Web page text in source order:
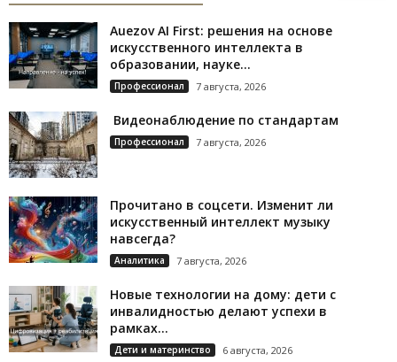
Auezov AI First: решения на основе
искусственного интеллекта в
образовании, науке...
Профессионал 7 августа, 2026
Видеонаблюдение по стандартам
Профессионал 7 августа, 2026
Прочитано в соцсети. Изменит ли
искусственный интеллект музыку
навсегда?
Аналитика 7 августа, 2026
Новые технологии на дому: дети с
инвалидностью делают успехи в
рамках...
Дети и материнство 6 августа, 2026